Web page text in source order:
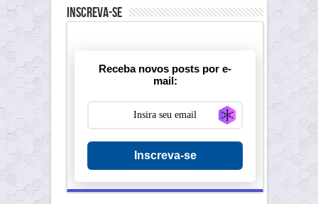
Inscreva-se
Receba novos posts por e-
mail:
Generate new
Inscreva-se